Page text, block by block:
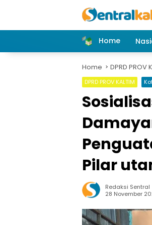
Home
Home DPRD PROV
DPRD PROV KALTIM
Pilar
Redaksi Sentral
28 November